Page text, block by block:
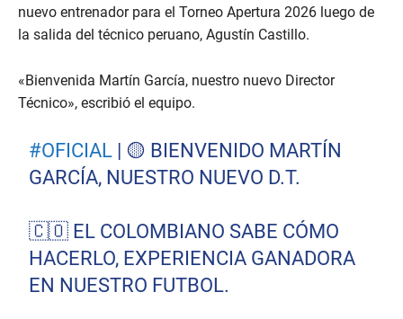
nuevo entrenador para el Torneo Apertura 2026 luego de
la salida del técnico peruano, Agustín Castillo.
«Bienvenida Martín García, nuestro nuevo Director
Técnico», escribió el equipo.
#OFICIAL | 🟡 BIENVENIDO MARTÍN
GARCÍA, NUESTRO NUEVO D.T.
🇨🇴 EL COLOMBIANO SABE CÓMO
HACERLO, EXPERIENCIA GANADORA
EN NUESTRO FUTBOL.